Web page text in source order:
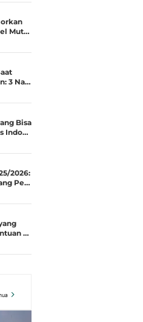
Mut…
3 Na…
Bisa
Indo…
2026:
Pe…
…